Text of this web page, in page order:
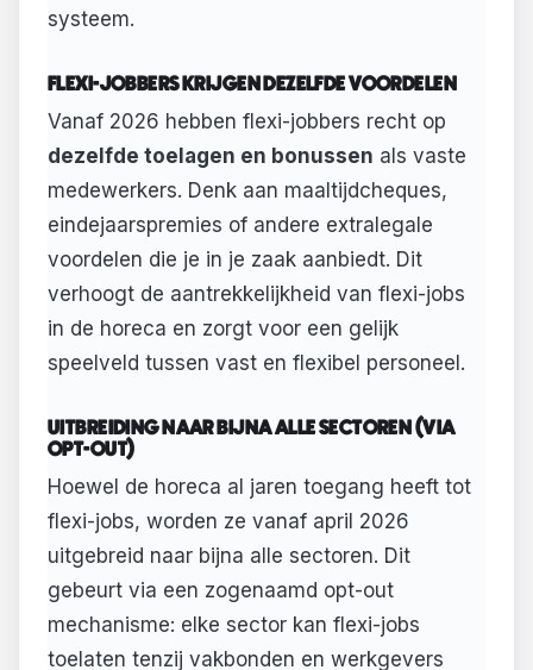
systeem.
FLEXI-JOBBERS KRIJGEN DEZELFDE VOORDELEN
Vanaf 2026 hebben flexi-jobbers recht op
dezelfde toelagen en bonussen als vaste
medewerkers. Denk aan maaltijdcheques,
eindejaarspremies of andere extralegale
voordelen die je in je zaak aanbiedt. Dit
verhoogt de aantrekkelijkheid van flexi-jobs
in de horeca en zorgt voor een gelijk
speelveld tussen vast en flexibel personeel.
UITBREIDING NAAR BIJNA ALLE SECTOREN (VIA
OPT-OUT)
Hoewel de horeca al jaren toegang heeft tot
flexi-jobs, worden ze vanaf april 2026
uitgebreid naar bijna alle sectoren. Dit
gebeurt via een zogenaamd opt-out
mechanisme: elke sector kan flexi-jobs
toelaten tenzij vakbonden en werkgevers